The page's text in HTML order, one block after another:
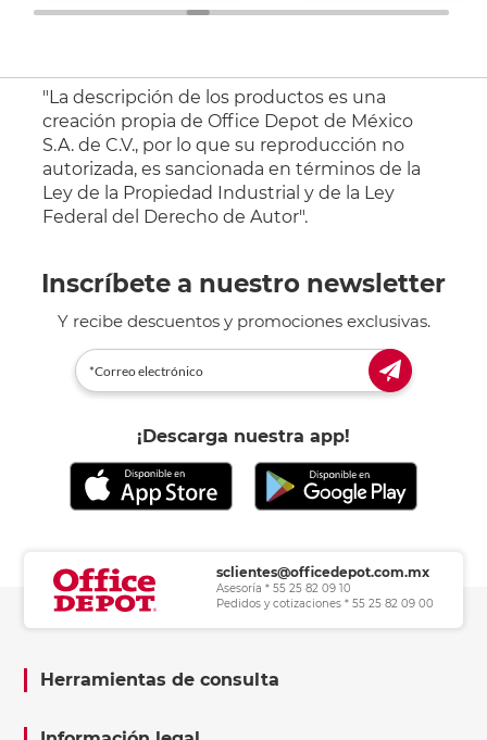
"La descripción de los productos es una
creación propia de Office Depot de México
S.A. de C.V., por lo que su reproducción no
autorizada, es sancionada en términos de la
Ley de la Propiedad Industrial y de la Ley
Federal del Derecho de Autor".
Inscríbete a nuestro newsletter
Y recibe descuentos y promociones exclusivas.
¡Descarga nuestra app!
sclientes@officedepot.com.mx
Asesoría * 55 25 82 09 10
Pedidos y cotizaciones * 55 25 82 09 00
Herramientas de consulta